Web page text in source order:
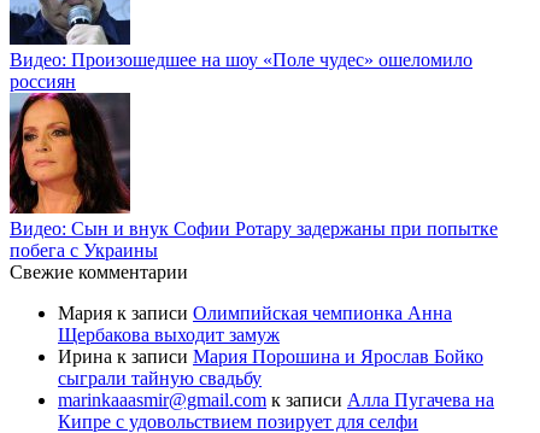
Видео: Произошедшее на шоу «Поле чудес» ошеломило
россиян
Видео: Сын и внук Софии Ротару задержаны при попытке
побега с Украины
Свежие комментарии
Мария к записи Олимпийская чемпионка Анна
Щербакова выходит замуж
Ирина к записи Мария Порошина и Ярослав Бойко
сыграли тайную свадьбу
marinkaaasmir@gmail.com к записи Алла Пугачева на
Кипре с удовольствием позирует для селфи